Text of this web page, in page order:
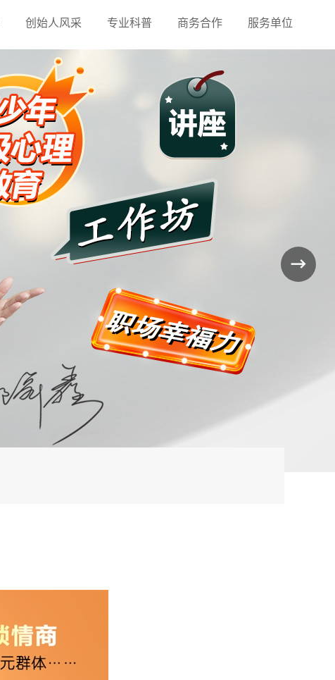
创始人风采 专业科普 商务合作 服务单位